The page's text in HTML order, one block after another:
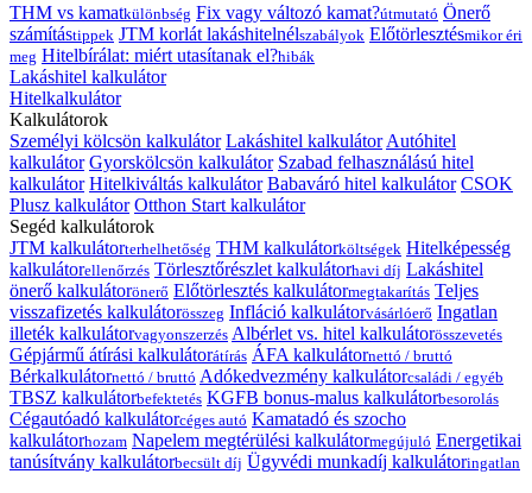
THM vs kamatkülönbség Fix vagy változó kamat?útmutató Önerő
számítástippek JTM korlát lakáshitelnélszabályok Előtörlesztésmikor éri
meg Hitelbírálat: miért utasítanak el?hibák
Lakáshitel kalkulátor
Hitelkalkulátor
Kalkulátorok
Személyi kölcsön kalkulátor Lakáshitel kalkulátor Autóhitel
kalkulátor Gyorskölcsön kalkulátor Szabad felhasználású hitel
kalkulátor Hitelkiváltás kalkulátor Babaváró hitel kalkulátor CSOK
Plusz kalkulátor Otthon Start kalkulátor
Segéd kalkulátorok
JTM kalkulátorterhelhetőség THM kalkulátorköltségek Hitelképesség
kalkulátorellenőrzés Törlesztőrészlet kalkulátorhavi díj Lakáshitel
önerő kalkulátorönerő Előtörlesztés kalkulátormegtakarítás Teljes
visszafizetés kalkulátorösszeg Infláció kalkulátorvásárlóerő Ingatlan
illeték kalkulátorvagyonszerzés Albérlet vs. hitel kalkulátorösszevetés
Gépjármű átírási kalkulátorátírás ÁFA kalkulátornettó / bruttó
Bérkalkulátornettó / bruttó Adókedvezmény kalkulátorcsaládi / egyéb
TBSZ kalkulátorbefektetés KGFB bonus-malus kalkulátorbesorolás
Cégautóadó kalkulátorcéges autó Kamatadó és szocho
kalkulátorhozam Napelem megtérülési kalkulátormegújuló Energetikai
tanúsítvány kalkulátorbecsült díj Ügyvédi munkadíj kalkulátoringatlan